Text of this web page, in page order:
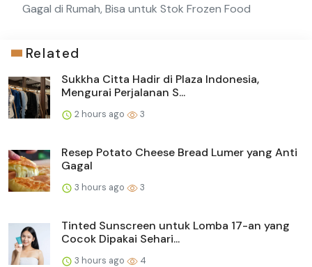
Gagal di Rumah, Bisa untuk Stok Frozen Food
Related
Sukkha Citta Hadir di Plaza Indonesia,
Mengurai Perjalanan S...
2 hours ago 3
Resep Potato Cheese Bread Lumer yang Anti
Gagal
3 hours ago 3
Tinted Sunscreen untuk Lomba 17-an yang
Cocok Dipakai Sehari...
3 hours ago 4